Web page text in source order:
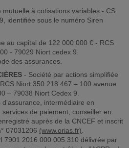
mutuelle à cotisations variables - CS
identifiée sous le numéro Siren
au capital de 122 000 000 € - RCS
- 79029 Niort cedex 9.
des assurances.
- Société par actions simplifiée
Niort 350 218 467 – 100 avenue
– 79038 Niort Cedex 9.
intermédiaire en
de paiement, conseiller en
auprès de la CNCEF et inscrit
07031206 (www.orias.fr)
7901 2016 000 005 310 délivrée par